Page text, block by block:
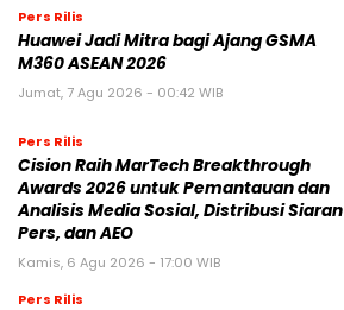
Pers Rilis
Huawei Jadi Mitra bagi Ajang GSMA
M360 ASEAN 2026
Jumat, 7 Agu 2026 - 00:42 WIB
Pers Rilis
Cision Raih MarTech Breakthrough
Awards 2026 untuk Pemantauan dan
Analisis Media Sosial, Distribusi Siaran
Pers, dan AEO
Kamis, 6 Agu 2026 - 17:00 WIB
Pers Rilis